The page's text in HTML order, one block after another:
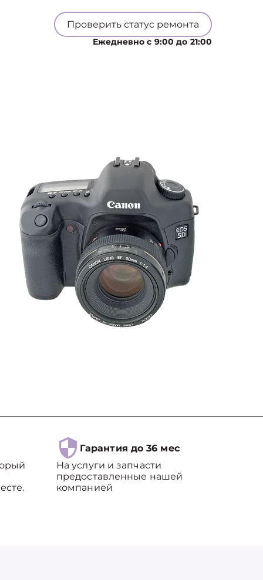
Проверить статус ремонта
Ежедневно с 9:00 до 21:00
Гарантия до 36 мес
На услуги и запчасти
предоставленные нашей
компанией